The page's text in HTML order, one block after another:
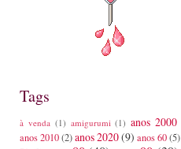
Tags
à venda (1) amigurumi (1) anos 2000
anos 2010(2)anos 2020(9) anos 60(5)